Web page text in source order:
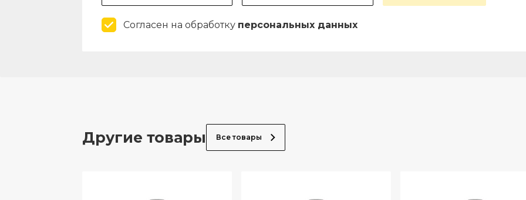
Согласен на обработку персональных данных
Другие товары Все товары